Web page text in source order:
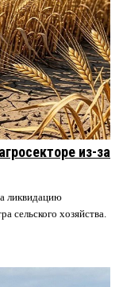
из-за
ликвидацию
сельского хозяйства.